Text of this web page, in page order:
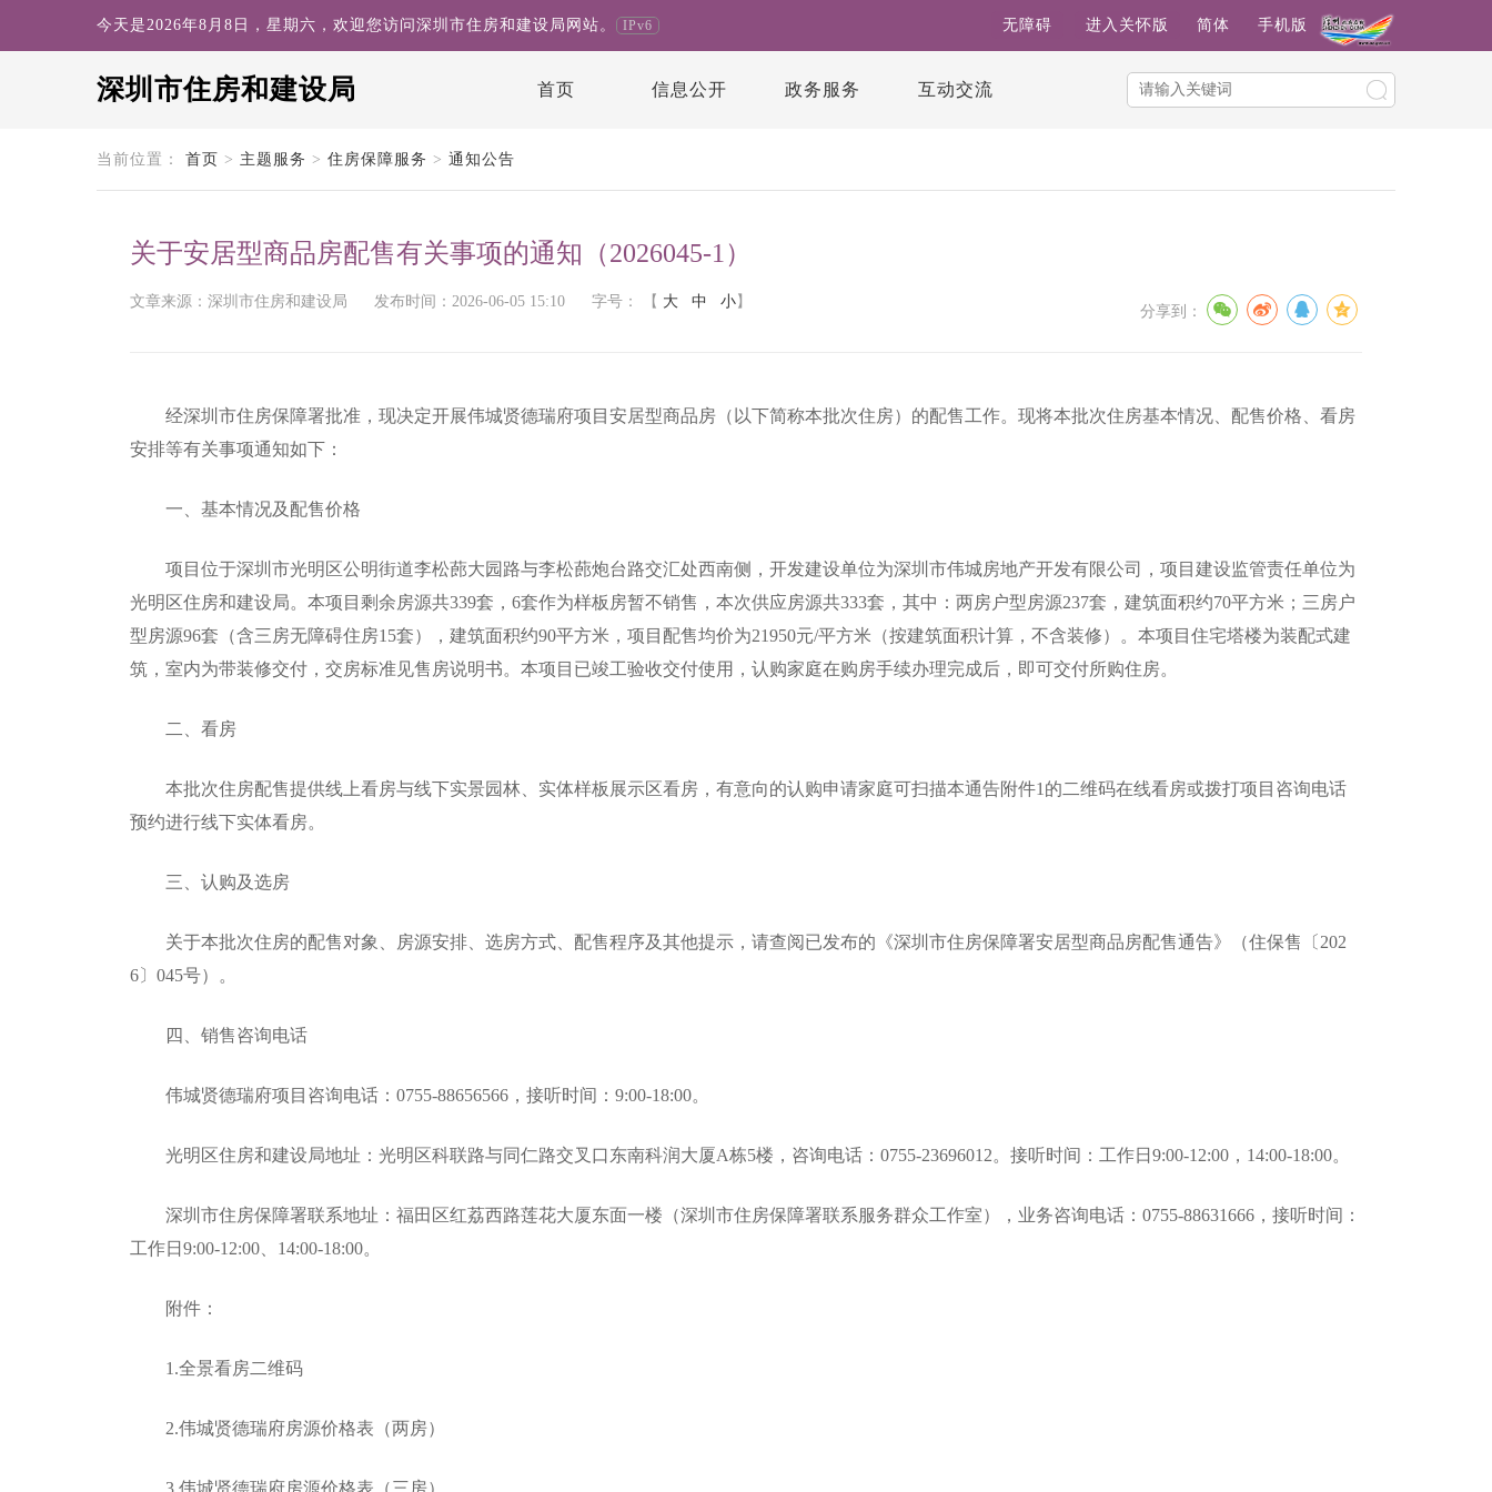
今天是2026年8月8日，星期六，欢迎您访问深圳市住房和建设局网站。 IPv6 无障碍 进入关怀版 简体 手机版
深圳市住房和建设局 首页 信息公开 政务服务 互动交流
search
当前位置： 首页 > 主题服务 > 住房保障服务 > 通知公告
关于安居型商品房配售有关事项的通知（2026045-1）
文章来源：深圳市住房和建设局 发布时间：2026-06-05 15:10 字号： 【 大 中 小 】
分享到：
经深圳市住房保障署批准，现决定开展伟城贤德瑞府项目安居型商品房（以下简称本批次住房）的配售工作。现将本批次住房基本情况、配售价格、看房
安排等有关事项通知如下：
一、基本情况及配售价格
项目位于深圳市光明区公明街道李松蓢大园路与李松蓢炮台路交汇处西南侧，开发建设单位为深圳市伟城房地产开发有限公司，项目建设监管责任单位为
光明区住房和建设局。本项目剩余房源共339套，6套作为样板房暂不销售，本次供应房源共333套，其中：两房户型房源237套，建筑面积约70平方米；三房户
型房源96套（含三房无障碍住房15套），建筑面积约90平方米，项目配售均价为21950元/平方米（按建筑面积计算，不含装修）。本项目住宅塔楼为装配式建
筑，室内为带装修交付，交房标准见售房说明书。本项目已竣工验收交付使用，认购家庭在购房手续办理完成后，即可交付所购住房。
二、看房
本批次住房配售提供线上看房与线下实景园林、实体样板展示区看房，有意向的认购申请家庭可扫描本通告附件1的二维码在线看房或拨打项目咨询电话
预约进行线下实体看房。
三、认购及选房
关于本批次住房的配售对象、房源安排、选房方式、配售程序及其他提示，请查阅已发布的《深圳市住房保障署安居型商品房配售通告》（住保售〔202
6〕045号）。
四、销售咨询电话
伟城贤德瑞府项目咨询电话：0755-88656566，接听时间：9:00-18:00。
光明区住房和建设局地址：光明区科联路与同仁路交叉口东南科润大厦A栋5楼，咨询电话：0755-23696012。接听时间：工作日9:00-12:00，14:00-18:00。
深圳市住房保障署联系地址：福田区红荔西路莲花大厦东面一楼（深圳市住房保障署联系服务群众工作室），业务咨询电话：0755-88631666，接听时间：
工作日9:00-12:00、14:00-18:00。
附件：
1.全景看房二维码
2.伟城贤德瑞府房源价格表（两房）
3.伟城贤德瑞府房源价格表（三房）